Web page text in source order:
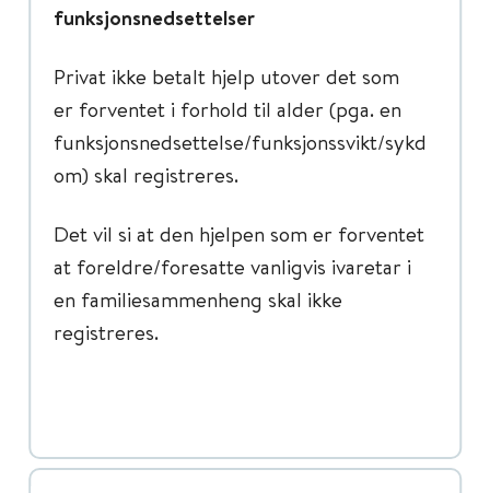
funksjonsnedsettelser
Privat ikke betalt hjelp utover det som
er forventet i forhold til alder (pga. en
funksjonsnedsettelse/funksjonssvikt/sykd
om) skal registreres.
Det vil si at den hjelpen som er forventet
at foreldre/foresatte vanligvis ivaretar i
en familiesammenheng skal ikke
registreres.